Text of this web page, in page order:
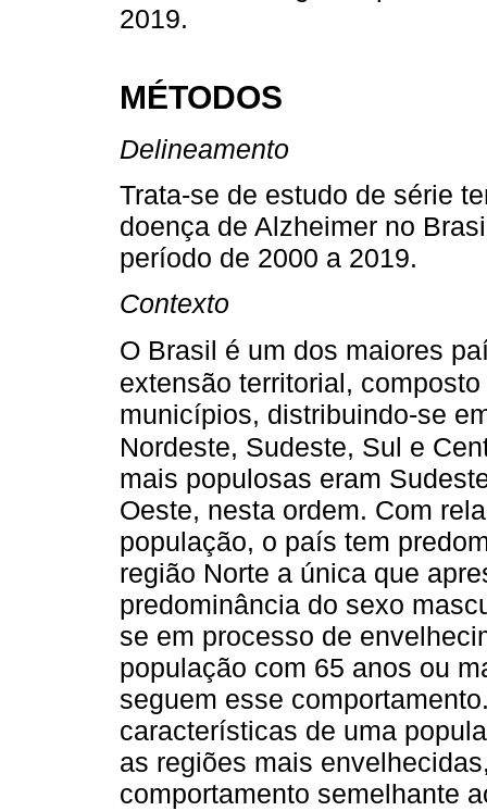
2019.
MÉTODOS
Delineamento
Trata-se de estudo de série
doença de Alzheimer no
período de 2000 a 2019.
Contexto
O Brasil é um dos maiores
extensão territorial,
municípios, distribuindo-se
Nordeste, Sudeste, Sul e
mais populosas eram
Oeste, nesta ordem. Com
população, o país tem
região Norte a única que
predominância do sexo
se em processo de
população com 65 anos ou
seguem esse
características de uma
as regiões mais
comportamento semelhante